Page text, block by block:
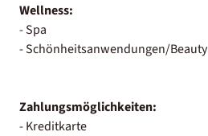
Wellness:
- Spa
- Schönheitsanwendungen/Beauty
Zahlungsmöglichkeiten:
- Kreditkarte